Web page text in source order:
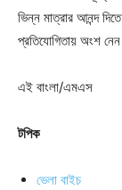
ভিন্ন মাত্রার আনন্দ
প্রতিযোগিতায় অংশ
এই বাংলা/এমএস
টপিক
ভেলা বাইচ